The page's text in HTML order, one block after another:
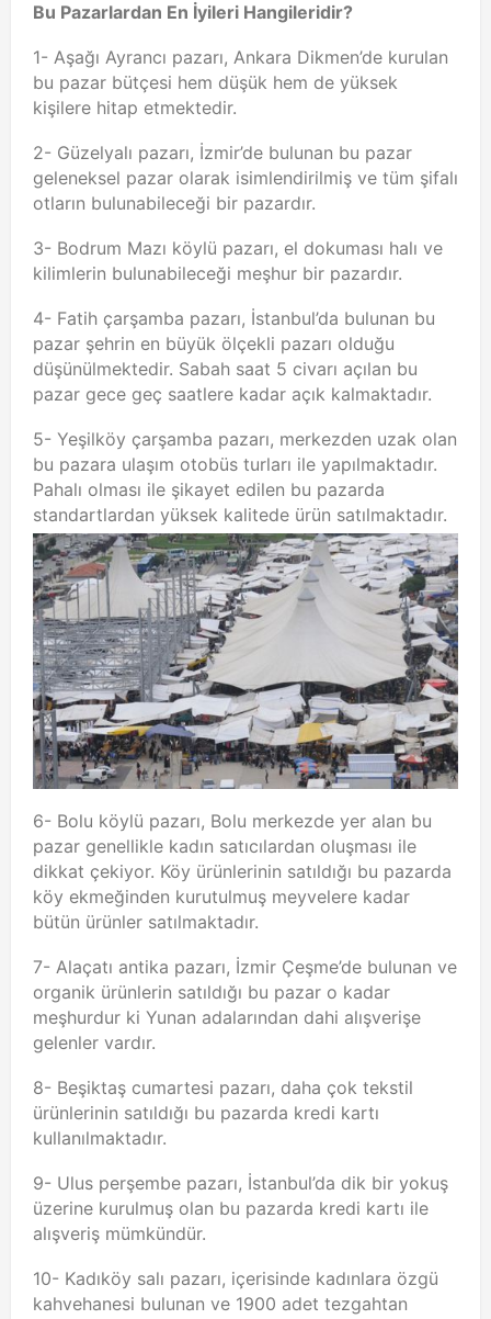
Bu Pazarlardan En İyileri Hangileridir?
1- Aşağı Ayrancı pazarı, Ankara Dikmen’de kurulan
bu pazar bütçesi hem düşük hem de yüksek
kişilere hitap etmektedir.
2- Güzelyalı pazarı, İzmir’de bulunan bu pazar
geleneksel pazar olarak isimlendirilmiş ve tüm şifalı
otların bulunabileceği bir pazardır.
3- Bodrum Mazı köylü pazarı, el dokuması halı ve
kilimlerin bulunabileceği meşhur bir pazardır.
4- Fatih çarşamba pazarı, İstanbul’da bulunan bu
pazar şehrin en büyük ölçekli pazarı olduğu
düşünülmektedir. Sabah saat 5 civarı açılan bu
pazar gece geç saatlere kadar açık kalmaktadır.
5- Yeşilköy çarşamba pazarı, merkezden uzak olan
bu pazara ulaşım otobüs turları ile yapılmaktadır.
Pahalı olması ile şikayet edilen bu pazarda
standartlardan yüksek kalitede ürün satılmaktadır.
6- Bolu köylü pazarı, Bolu merkezde yer alan bu
pazar genellikle kadın satıcılardan oluşması ile
dikkat çekiyor. Köy ürünlerinin satıldığı bu pazarda
köy ekmeğinden kurutulmuş meyvelere kadar
bütün ürünler satılmaktadır.
7- Alaçatı antika pazarı, İzmir Çeşme’de bulunan ve
organik ürünlerin satıldığı bu pazar o kadar
meşhurdur ki Yunan adalarından dahi alışverişe
gelenler vardır.
8- Beşiktaş cumartesi pazarı, daha çok tekstil
ürünlerinin satıldığı bu pazarda kredi kartı
kullanılmaktadır.
9- Ulus perşembe pazarı, İstanbul’da dik bir yokuş
üzerine kurulmuş olan bu pazarda kredi kartı ile
alışveriş mümkündür.
10- Kadıköy salı pazarı, içerisinde kadınlara özgü
kahvehanesi bulunan ve 1900 adet tezgahtan